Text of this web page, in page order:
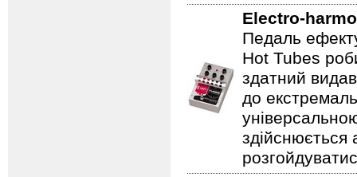
Electro-
Педаль
Hot Tubes
здатний
до